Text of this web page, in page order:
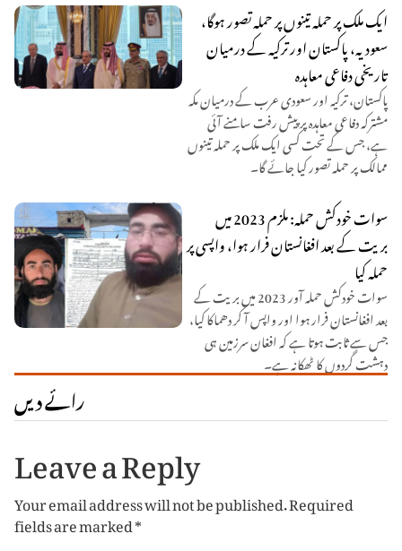
ایک ملک پر حملہ تینوں پر حملہ تصور ہوگا،
سعودیہ، پاکستان اور ترکیہ کے درمیان
تاریخی دفاعی معاہدہ
پاکستان، ترکیہ اور سعودی عرب کے درمیان مکہ
مشترکہ دفاعی معاہدہ پر پیش رفت سامنے آئی
ہے، جس کے تحت کسی ایک ملک پر حملہ تینوں
ممالک پر حملہ تصور کیا جائے گا۔
سوات خودکش حملہ: ملزم 2023 میں
بریت کے بعد افغانستان فرار ہوا، واپسی پر
حملہ کیا
سوات خودکش حملہ آور 2023 میں بریت کے
بعد افغانستان فرار ہوا اور واپس آ کر دھماکا کیا،
جس سے ثابت ہوتا ہے کہ افغان سرزمین ہی
دہشت گردوں کا ٹھکانہ ہے۔
رائے دیں
Leave a Reply
Your email address will not be published.Required
fields are marked*